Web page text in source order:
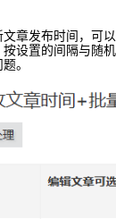
章发布时间，可
设置的间隔与随
。